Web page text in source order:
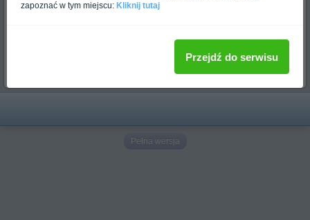
SerwisPolskiej Unii AikidoJacka Wysockiego
Pełna wersja
zapoznać w tym miejscu: Kliknij tutaj
Przejdź do serwisu